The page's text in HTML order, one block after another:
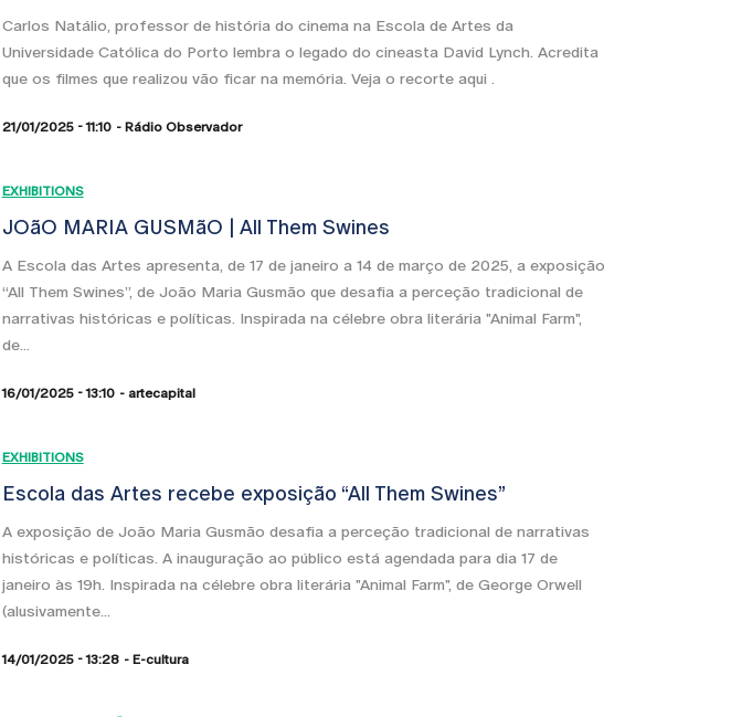
Carlos Natálio, professor de história do cinema na Escola de Artes da
Universidade Católica do Porto lembra o legado do cineasta David Lynch. Acredita
que os filmes que realizou vão ficar na memória. Veja o recorte aqui .
21/01/2025 - 11:10 Rádio Observador
EXHIBITIONS
JOãO MARIA GUSMãO | All Them Swines
A Escola das Artes apresenta, de 17 de janeiro a 14 de março de 2025, a exposição
“All Them Swines”, de João Maria Gusmão que desafia a perceção tradicional de
narrativas históricas e políticas. Inspirada na célebre obra literária "Animal Farm",
de...
16/01/2025 - 13:10 artecapital
EXHIBITIONS
Escola das Artes recebe exposição “All Them Swines”
A exposição de João Maria Gusmão desafia a perceção tradicional de narrativas
históricas e políticas. A inauguração ao público está agendada para dia 17 de
janeiro às 19h. Inspirada na célebre obra literária "Animal Farm", de George Orwell
(alusivamente...
14/01/2025 - 13:28 E-cultura